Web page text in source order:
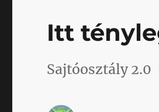
Itt
Sajtóosztály 2.0